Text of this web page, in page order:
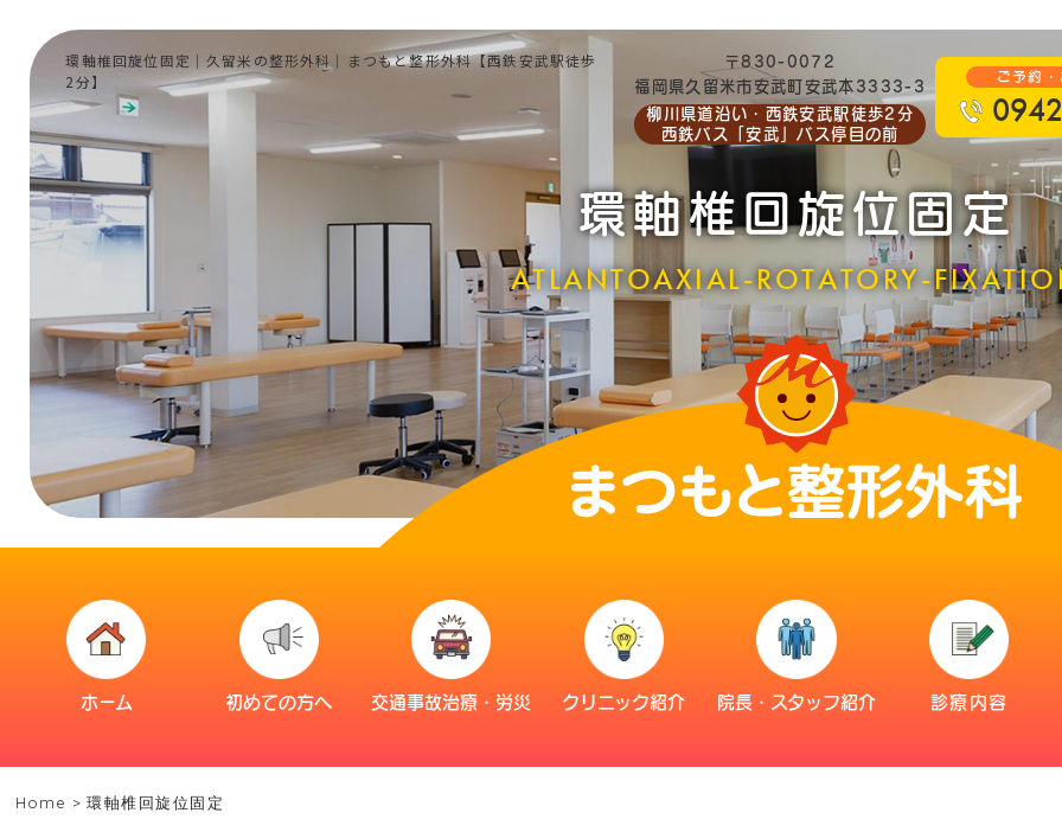
環軸椎回旋位固定｜久留米の整形外科｜まつもと整形外科【西鉄安武駅徒歩
2分】
〒830-0072
福岡県久留米市安武町安武本3333-3
柳川県道沿い・西鉄安武駅徒歩2分
西鉄バス「安武」バス停目の前
ご予約
環軸椎回旋位固定
ATLANTOAXIAL-ROTATORY-
ホーム 初めての方へ 交通事故治療・労災 クリニック紹介 院長・スタッフ紹介 診療内容
Home > 環軸椎回旋位固定